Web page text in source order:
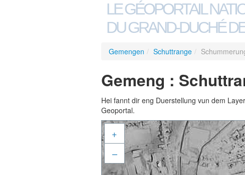
LE GÉOPORTAIL
DU GRAND-DUCHÉ
Gemengen / Schuttrange /
Gemeng :
Hei fannt dir eng Duerstellung vun dem
Geoportal.
+
–